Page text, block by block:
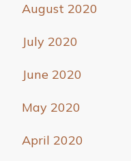
August 2020
July 2020
June 2020
May 2020
April 2020